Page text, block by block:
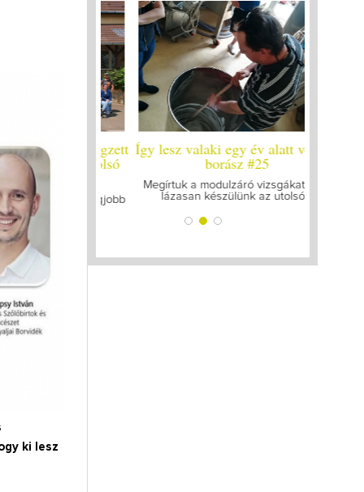
ki lesz
alatt végzett
a legutolsó
a legjobb
össze...
Így lesz valaki egy év alatt végzett
borász #25
Megírtuk a modulzáró vizsgákat, már
lázasan készülünk az utolsó...